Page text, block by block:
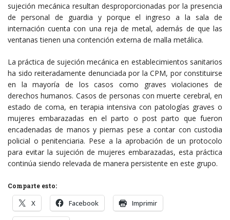
sujeción mecánica resultan desproporcionadas por la presencia
de personal de guardia y porque el ingreso a la sala de
internación cuenta con una reja de metal, además de que las
ventanas tienen una contención externa de malla metálica.
La práctica de sujeción mecánica en establecimientos sanitarios
ha sido reiteradamente denunciada por la CPM, por constituirse
en la mayoría de los casos como graves violaciones de
derechos humanos. Casos de personas con muerte cerebral, en
estado de coma, en terapia intensiva con patologías graves o
mujeres embarazadas en el parto o post parto que fueron
encadenadas de manos y piernas pese a contar con custodia
policial o penitenciaria. Pese a la aprobación de un protocolo
para evitar la sujeción de mujeres embarazadas, esta práctica
continúa siendo relevada de manera persistente en este grupo.
Comparte esto:
X Facebook Imprimir